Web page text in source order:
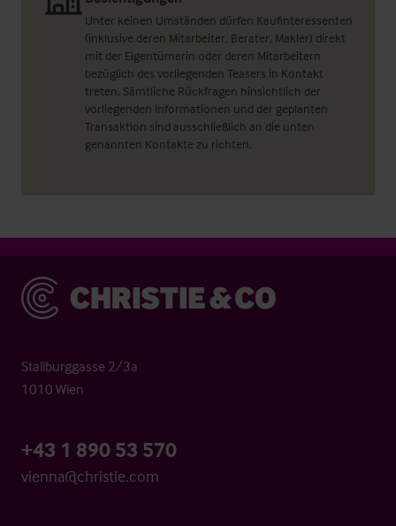
Unter keinen Umständen dürfen Kaufinteressenten
(inklusive deren Mitarbeiter, Berater, Makler) direkt
mit der Eigentümerin oder deren Mitarbeitern
bezüglich des vorliegenden Teasers in Kontakt
treten. Sämtliche Rückfragen hinsichtlich der
vorliegenden Informationen und der geplanten
Transaktion sind ausschließlich an die unten
genannten Kontakte zu richten.
Christie & Co
Stallburggasse 2/3a
1010 Wien
+43 1 890 53 570
vienna@christie.com